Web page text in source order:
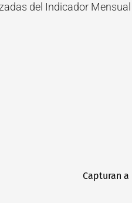
del Indicador
Capturan